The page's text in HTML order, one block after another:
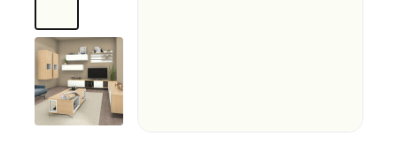
Мебельные образцы, каталоги